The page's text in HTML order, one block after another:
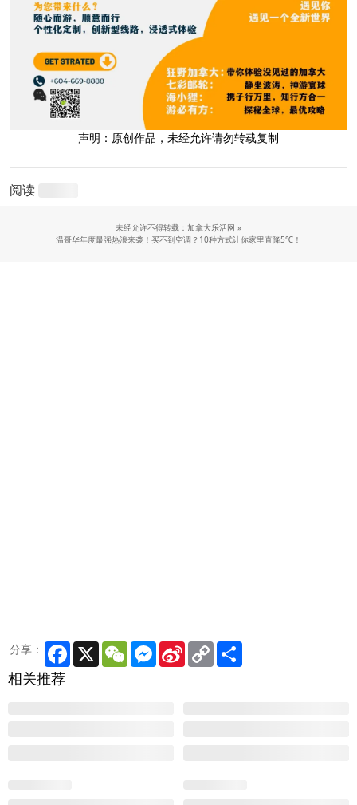
声明：原创作品，未经允许请勿转载复制
阅读
未经允许不得转载：加拿大乐活网 »
温哥华年度最强热浪来袭！买不到空调？10种方式让你家里直降5℃！
分享： Facebook
X WeChatMessenger
Sina
Weibo
Copy
Link
相关推荐